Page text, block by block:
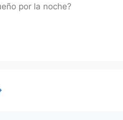
por la noche?